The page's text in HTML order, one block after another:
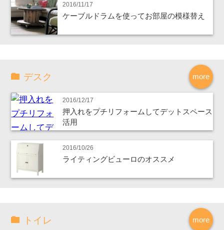
2016/11/17
ケーブルドラムを使ってお部屋の模様替え
more
デスク
2016/12/17
押入れをプチリフォームしてデットスペース
活用
2016/10/26
ライティングビューロのオススメ
more
トイレ